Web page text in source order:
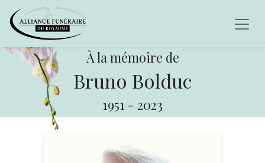
À la mémoire de
Bruno Bolduc
1951 - 2023